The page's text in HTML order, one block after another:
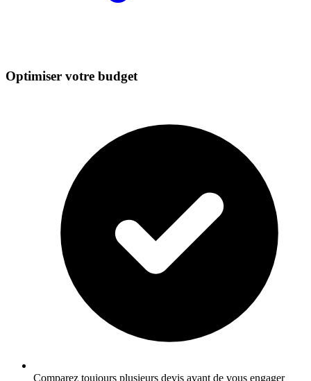
Optimiser votre budget
Comparez toujours plusieurs devis avant de vous engager